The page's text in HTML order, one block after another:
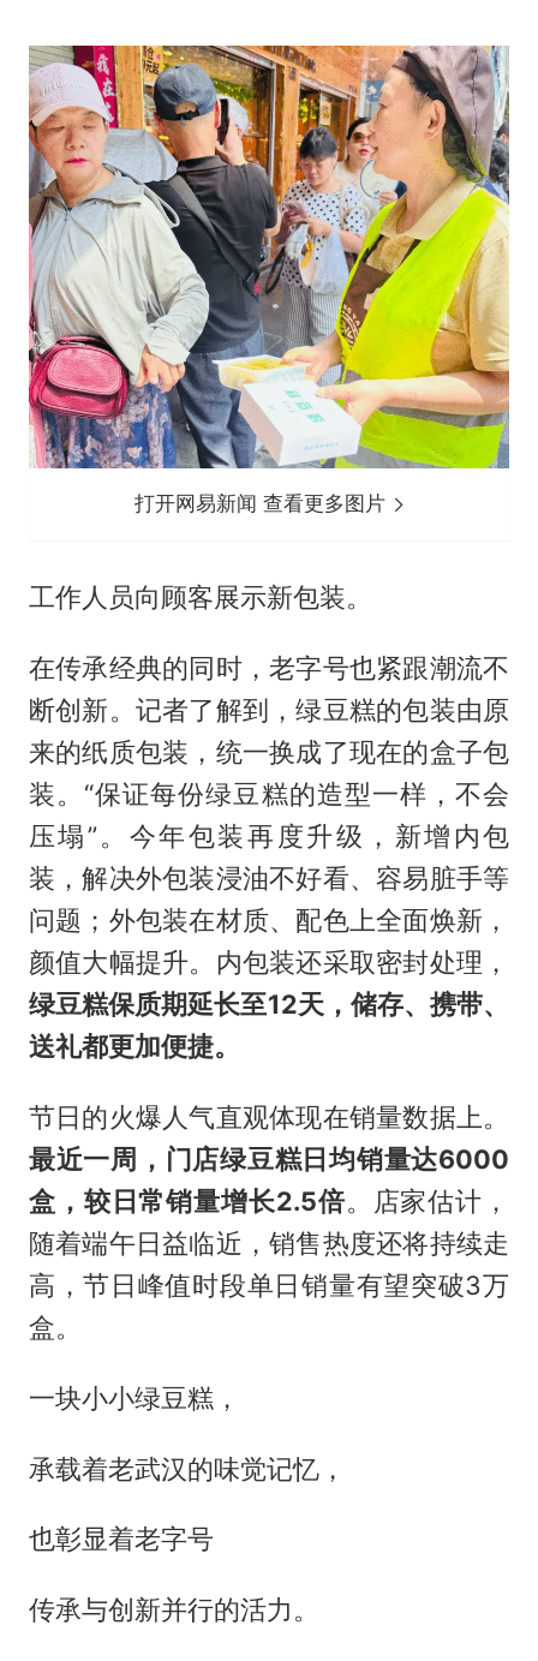
打开网易新闻 查看更多图片
工作人员向顾客展示新包装。
在传承经典的同时，老字号也紧跟潮流不
断创新。记者了解到，绿豆糕的包装由原
来的纸质包装，统一换成了现在的盒子包
装。“保证每份绿豆糕的造型一样，不会
压塌”。今年包装再度升级，新增内包
装，解决外包装浸油不好看、容易脏手等
问题；外包装在材质、配色上全面焕新，
颜值大幅提升。内包装还采取密封处理，
绿豆糕保质期延长至12天，储存、携带、
送礼都更加便捷。
节日的火爆人气直观体现在销量数据上。
最近一周，门店绿豆糕日均销量达6000
盒，较日常销量增长2.5倍。店家估计，
随着端午日益临近，销售热度还将持续走
高，节日峰值时段单日销量有望突破3万
盒。
一块小小绿豆糕，
承载着老武汉的味觉记忆，
也彰显着老字号
传承与创新并行的活力。